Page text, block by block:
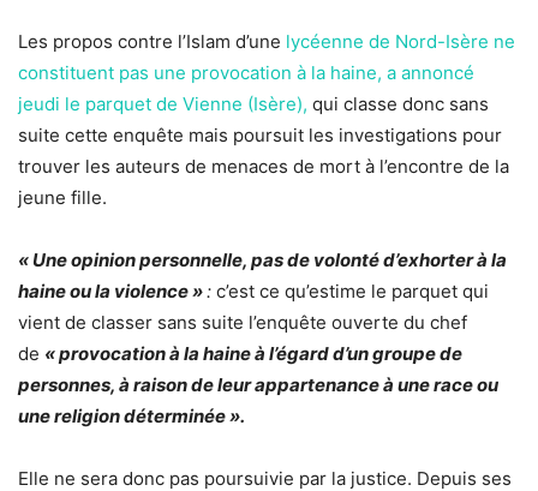
Les propos contre l’Islam d’une lycéenne de Nord-Isère ne
constituent pas une provocation à la haine, a annoncé
jeudi le parquet de Vienne (Isère), qui classe donc sans
suite cette enquête mais poursuit les investigations pour
trouver les auteurs de menaces de mort à l’encontre de la
jeune fille.
« Une opinion personnelle, pas de volonté d’exhorter à la
haine ou la violence »: c’est ce qu’estime le parquet qui
vient de classer sans suite l’enquête ouverte du chef
de « provocation à la haine à l’égard d’un groupe de
personnes, à raison de leur appartenance à une race ou
une religion déterminée ».
Elle ne sera donc pas poursuivie par la justice. Depuis ses